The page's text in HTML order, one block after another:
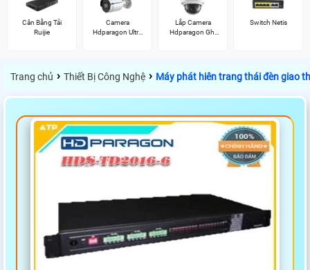
Cân Bằng Tải
Ruijie
Camera
Hdparagon Ultra
Lắp Camera
Hdparagon Ghi
Switch Netis
Trang chủ › Thiết Bị Công Nghệ › Máy phát hiên trang thái đèn giao